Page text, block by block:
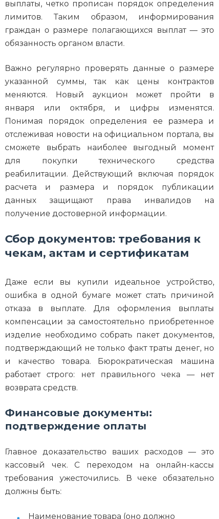
выплаты, четко прописан порядок определения
лимитов. Таким образом, информирования
граждан о размере полагающихся выплат — это
обязанность органом власти.
Важно регулярно проверять данные о размере
указанной суммы, так как цены контрактов
меняются. Новый аукцион может пройти в
января или октября, и цифры изменятся.
Понимая порядок определения ее размера и
отслеживая новости на официальном портала, вы
сможете выбрать наиболее выгодный момент
для покупки технического средства
реабилитации. Действующий включая порядок
расчета и размера и порядок публикации
данных защищают права инвалидов на
получение достоверной информации.
Сбор документов: требования к
чекам, актам и сертификатам
Даже если вы купили идеальное устройство,
ошибка в одной бумаге может стать причиной
отказа в выплате. Для оформления выплаты
компенсации за самостоятельно приобретенное
изделие необходимо собрать пакет документов,
подтверждающий не только факт траты денег, но
и качество товара. Бюрократическая машина
работает строго: нет правильного чека — нет
возврата средств.
Финансовые документы:
подтверждение оплаты
Главное доказательство ваших расходов — это
кассовый чек. С переходом на онлайн-кассы
требования ужесточились. В чеке обязательно
должны быть:
Наименование товара (оно должно